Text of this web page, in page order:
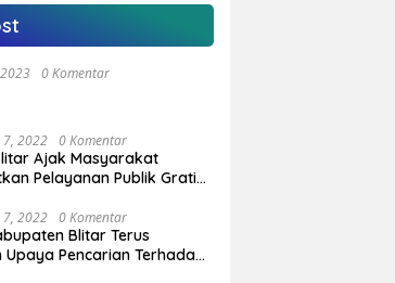
0 Komentar
7, 2022 0 Komentar
Ajak Masyarakat
Pelayanan Publik Gratis
7, 2022 0 Komentar
Blitar Terus
Upaya Pencarian Terhadap